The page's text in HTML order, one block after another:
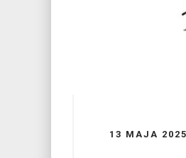
13 MAJA 2025